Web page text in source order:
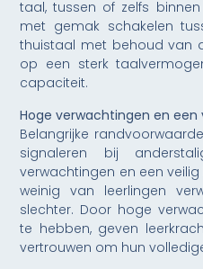
taal, tussen of zelfs
met gemak schakelen
thuistaal met behoud van
op een sterk
capaciteit.
Hoge verwachtingen en een
Belangrijke
signaleren bij
verwachtingen en een
weinig van leerlingen
slechter. Door hoge
te hebben, geven
vertrouwen om hun